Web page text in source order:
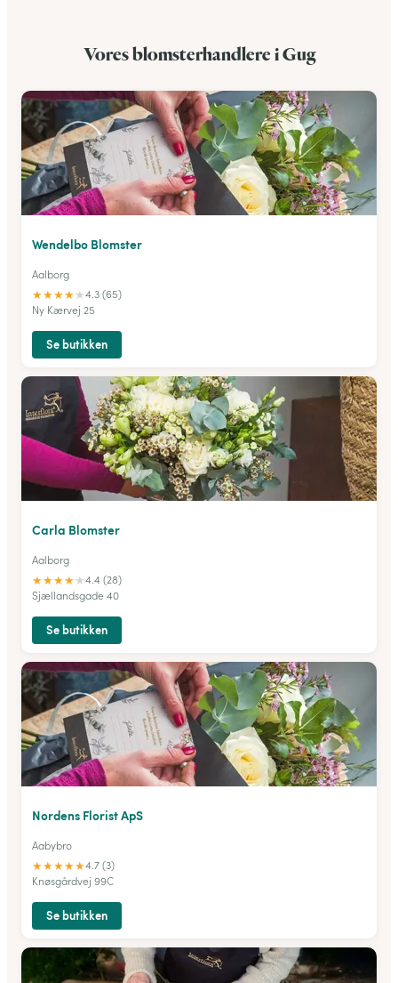
Blomsterhandlere i Nykøbing M
Vores blomsterhandlere i Gug
Wendelbo Blomster
Aalborg
★★★★★4.3 (65)
Ny Kærvej 25
Se butikken
Carla Blomster
Aalborg
★★★★★4.4 (28)
Sjællandsgade 40
Se butikken
Nordens Florist ApS
Aabybro
★★★★★4.7 (3)
Knøsgårdvej 99C
Se butikken